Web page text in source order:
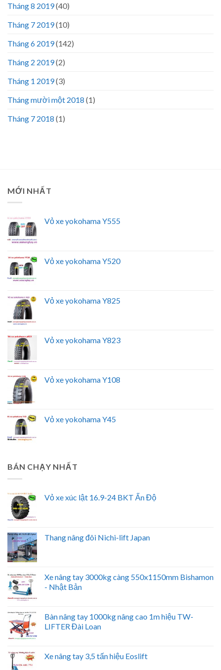
Tháng 8 2019(40)
Tháng 7 2019(10)
Tháng 6 2019(142)
Tháng 2 2019(2)
Tháng 1 2019(3)
Tháng mười một 2018 (1)
Tháng 7 2018 (1)
MỚI NHẤT
Vỏ xe yokohama Y555
Vỏ xe yokohama Y520
Vỏ xe yokohama Y825
Vỏ xe yokohama Y823
Vỏ xe yokohama Y108
Vỏ xe yokohama Y45
BÁN CHẠY NHẤT
Vỏ xe xúc lật 16.9-24 BKT Ấn Độ
Thang nâng đôi Nichi-lift Japan
Xe nâng tay 3000kg càng 550x1150mm Bishamon
- Nhật Bản
Bàn nâng tay 1000kg nâng cao 1m hiệu TW-
LIFTER Đài Loan
Xe nâng tay 3,5 tấn hiệu Eoslift